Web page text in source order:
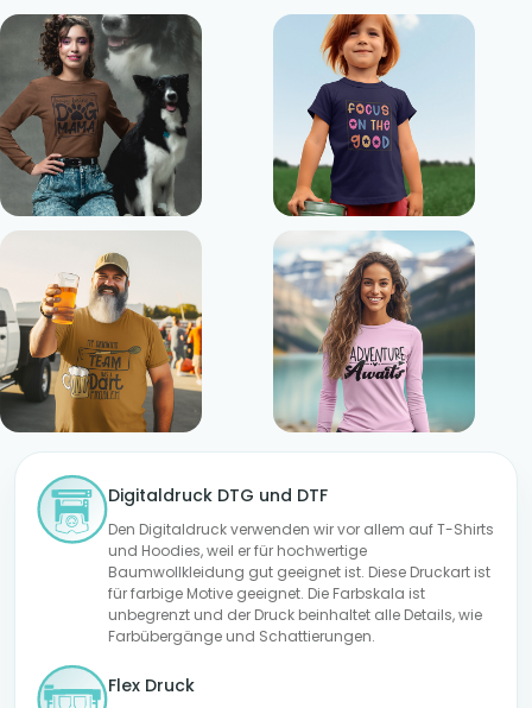
Digitaldruck DTG und DTF
Den Digitaldruck verwenden wir vor allem auf T-Shirts
und Hoodies, weil er für hochwertige
Baumwollkleidung gut geeignet ist. Diese Druckart ist
für farbige Motive geeignet. Die Farbskala ist
unbegrenzt und der Druck beinhaltet alle Details, wie
Farbübergänge und Schattierungen.
Flex Druck